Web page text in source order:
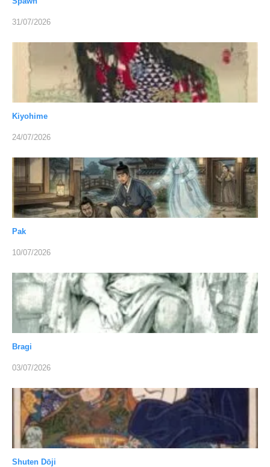
31/07/2026
Kiyohime
24/07/2026
Pak
10/07/2026
Bragi
03/07/2026
Shuten Dōji